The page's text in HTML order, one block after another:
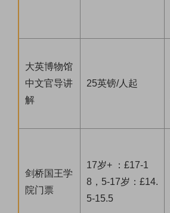
大英博物馆
中文官导讲
解
25英镑/人起
剑桥国王学
院门票
17岁+ ：£17-1
8，5-17岁：£14.
5-15.5